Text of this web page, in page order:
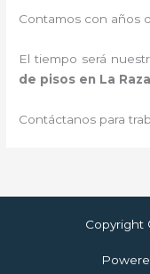
Contamos con años
El tiempo será
de pisos en La Raza
Contáctanos para
Copyright